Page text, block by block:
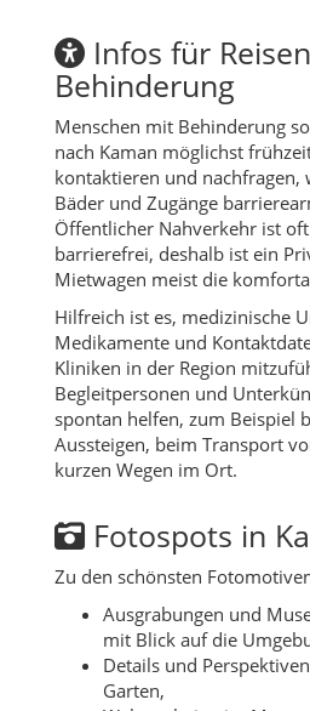
Infos für
Behinderung
Menschen mit Behinderung
nach Kaman möglichst
kontaktieren und nachfragen,
Bäder und Zugänge
Öffentlicher Nahverkehr ist
barrierefrei, deshalb ist ein
Mietwagen meist die
Hilfreich ist es, medizinische
Medikamente und
Kliniken in der Region
Begleitpersonen und
spontan helfen, zum Beispiel
Aussteigen, beim Transport
kurzen Wegen im Ort.
Fotospots in
Zu den schönsten
Ausgrabungen und
mit Blick auf die
Details und
Garten,